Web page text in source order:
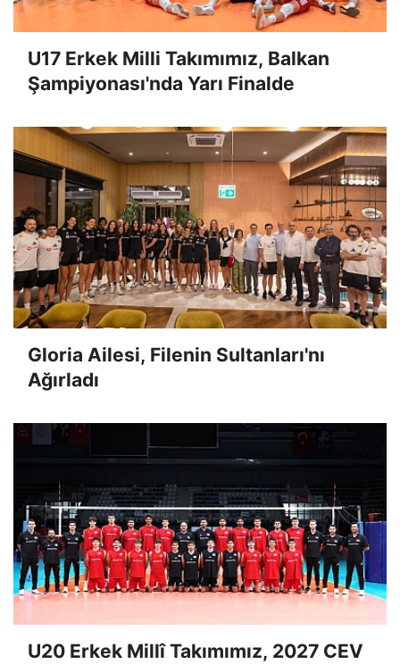
U17 Erkek Milli Takımımız, Balkan
Şampiyonası'nda Yarı Finalde
Gloria Ailesi, Filenin Sultanları'nı
Ağırladı
U20 Erkek Millî Takımımız, 2027 CEV